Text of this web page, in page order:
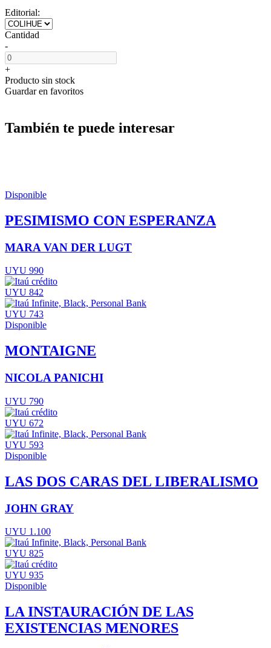
Editorial:
Cantidad
-
+
Producto sin stock
Guardar en favoritos
También te puede interesar
Disponible
PESIMISMO CON ESPERANZA
MARA VAN DER LUGT
UYU 990
UYU 842
UYU 743
Disponible
MONTAIGNE
NICOLA PANICHI
UYU 790
UYU 672
UYU 593
Disponible
LAS DOS CARAS DEL LIBERALISMO
JOHN GRAY
UYU 1.100
UYU 825
UYU 935
Disponible
LA INSTAURACIÓN DE LAS
EXISTENCIAS MENORES